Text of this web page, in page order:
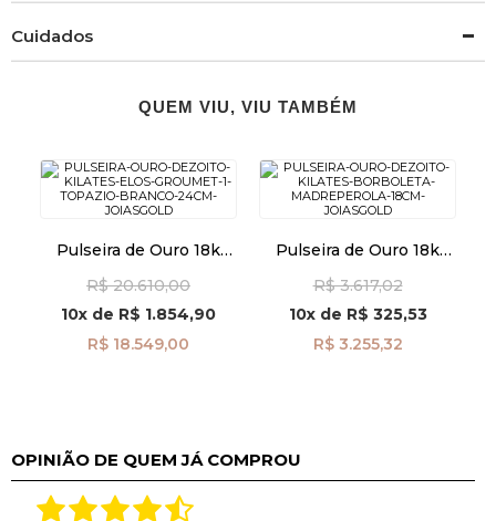
Cuidados
QUEM VIU, VIU TAMBÉM
Pulseira de Ouro 18k
Topázio Branco de 24cm
pu06747
R$ 20.610,00
10x de R$ 1.854,90
R$ 18.549,00
Pulseira de Ouro 18k
de 18cm pu08323
R$ 3.617,02
10xde R$ 325,53
R$ 3.255,32
OPINIÃO DE QUEM JÁ COMPROU